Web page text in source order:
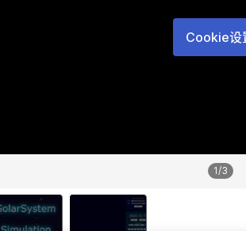
Cookie设
1/3